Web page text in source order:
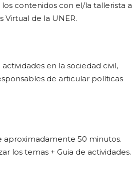
contenidos con el/la tallerista a
Virtual de la UNER.
en la sociedad civil,
de articular políticas
aproximadamente 50 minutos.
los temas + Guia de actividades.